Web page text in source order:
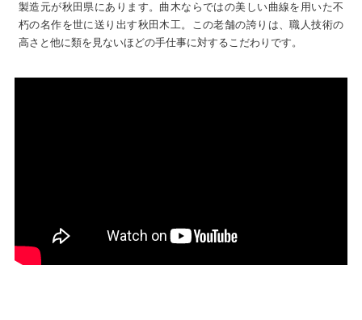
製造元が秋田県にあります。曲木ならではの美しい曲線を用いた不
朽の名作を世に送り出す秋田木工。この老舗の誇りは、職人技術の
高さと他に類を見ないほどの手仕事に対するこだわりです。